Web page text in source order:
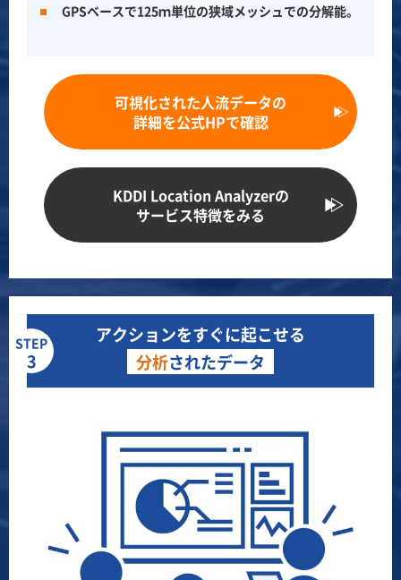
GPSベースで125ｍ単位の狭域メッシュでの分解能。
可視化された人流データの
詳細を公式HPで確認
KDDI Location Analyzerの
サービス特徴をみる
STEP
3
アクションをすぐに起こせる
分析されたデータ